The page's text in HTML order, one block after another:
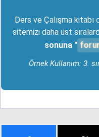
Ders ve Çalışma kitabı
sitemizi daha üst
sonuna "
Örnek Kullanım: 3.